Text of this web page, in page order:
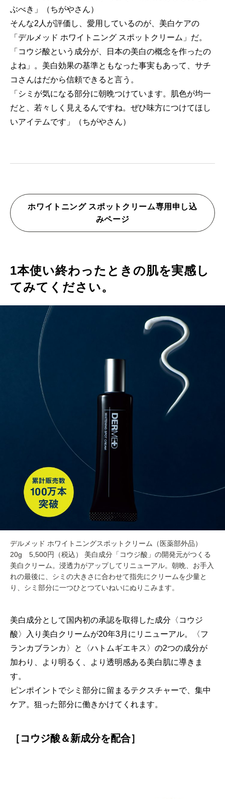
ぶべき」（ちがやさん）
そんな2人が評価し、愛用しているのが、美白ケアの
「デルメッド ホワイトニング スポットクリーム」だ。
「コウジ酸という成分が、日本の美白の概念を作ったの
よね」。美白効果の基準ともなった事実もあって、サチ
コさんはだから信頼できると言う。
「シミが気になる部分に朝晩つけています。肌色が均一
だと、若々しく見えるんですね。ぜひ味方につけてほし
いアイテムです」（ちがやさん）
ホワイトニング スポットクリーム専用申し込
みページ
1本使い終わったときの肌を実感し
てみてください。
デルメッド ホワイトニングスポットクリーム（医薬部外品）
20g 5,500円（税込） 美白成分「コウジ酸」の開発元がつくる
美白クリーム。浸透力がアップしてリニューアル。朝晩、お手入
れの最後に、シミの大きさに合わせて指先にクリームを少量と
り、シミ部分に一つひとつていねいにぬりこみます。
美白成分として国内初の承認を取得した成分〈コウジ
酸〉入り美白クリームが20年3月にリニューアル。〈フ
ランカブランカ〉と〈ハトムギエキス〉の2つの成分が
加わり、より明るく、より透明感ある美白肌に導きま
す。
ピンポイントでシミ部分に留まるテクスチャーで、集中
ケア。狙った部分に働きかけてくれます。
［コウジ酸＆新成分を配合］